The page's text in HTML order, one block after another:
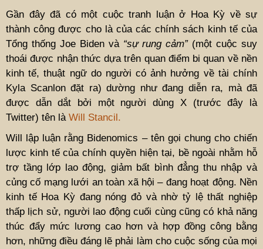
Gần đây đã có một cuộc tranh luận ở Hoa Kỳ về sự
thành công được cho là của các chính sách kinh tế của
Tổng thống Joe Biden và “sự rung cảm”(một cuộc suy
thoái được nhận thức dựa trên quan điểm bi quan về nền
kinh tế, thuật ngữ do người có ảnh hưởng về tài chính
Kyla Scanlon đặt ra) dường như đang diễn ra, mà đã
được dẫn dắt bởi một người dùng X (trước đây là
Twitter) tên là Will Stancil.
Will lập luận rằng Bidenomics – tên gọi chung cho chiến
lược kinh tế của chính quyền hiện tại, bề ngoài nhằm hỗ
trợ tầng lớp lao động, giảm bất bình đẳng thu nhập và
củng cố mạng lưới an toàn xã hội – đang hoạt động. Nền
kinh tế Hoa Kỳ đang nóng đỏ và nhờ tỷ lệ thất nghiệp
thấp lịch sử, người lao động cuối cùng cũng có khả năng
thúc đẩy mức lương cao hơn và hợp đồng công bằng
hơn, những điều đáng lẽ phải làm cho cuộc sống của mọi